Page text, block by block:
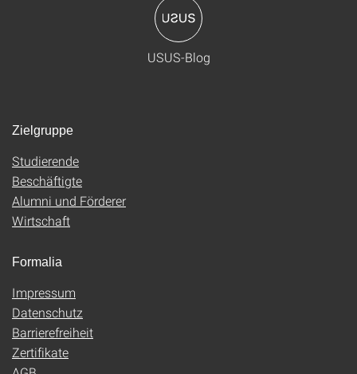
USUS-Blog
Zielgruppe
Studierende
Beschäftigte
Alumni und Förderer
Wirtschaft
Formalia
Impressum
Datenschutz
Barrierefreiheit
Zertifikate